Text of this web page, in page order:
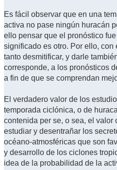
Es fácil observar que en una
activa no pase ningún huracán
ello pensar que el pronóstico
significado es otro. Por ello, con
tanto desmitificar, y darle
corresponde, a los pronósticos
a fin de que se comprendan
El verdadero valor de los
temporada ciclónica, o de
contenida per se, o sea, el valor
estudiar y desentrañar los
océano-atmosféricas que son
y desarrollo de los ciclones
idea de la probabilidad de la